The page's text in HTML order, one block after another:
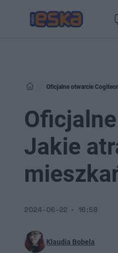
Oficjalne otwarcie
Jakie
Klaudia Bobela
2024-06-22 16:58